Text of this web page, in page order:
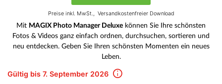
Preise inkl. MwSt., Versandkostenfreier Download
Mit MAGIX Photo Manager Deluxe können Sie Ihre schönsten
Fotos & Videos ganz einfach ordnen, durchsuchen, sortieren und
neu entdecken. Geben Sie Ihren schönsten Momenten ein neues
Leben.
Gültig bis 7. September 2026